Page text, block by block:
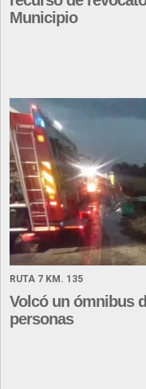
Municipio
RUTA 7 KM. 135
Volcó un ómnibus
personas